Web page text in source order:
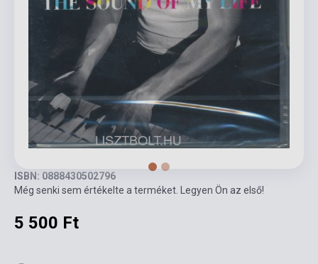
ISBN: 0888430502796
Még senki sem értékelte a terméket. Legyen Ön az első!
5 500 Ft